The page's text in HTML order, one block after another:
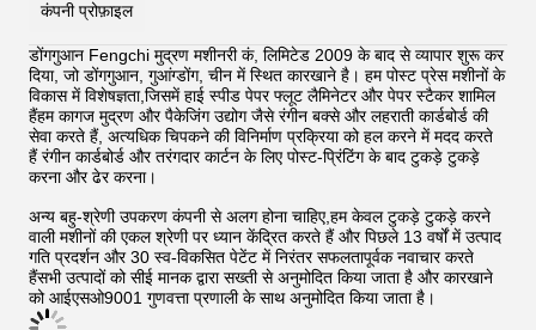
कंपनी प्रोफ़ाइल
डोंगगुआन Fengchi मुद्रण मशीनरी कं, लिमिटेड 2009 के बाद से व्यापार शुरू कर
दिया, जो डोंगगुआन, गुआंग्डोंग, चीन में स्थित कारखाने है। हम पोस्ट प्रेस मशीनों के
विकास में विशेषज्ञता,जिसमें हाई स्पीड पेपर फ्लूट लैमिनेटर और पेपर स्टैकर शामिल
हैंहम कागज मुद्रण और पैकेजिंग उद्योग जैसे रंगीन बक्से और लहराती कार्डबोर्ड की
सेवा करते हैं, अत्यधिक चिपकने की विनिर्माण प्रक्रिया को हल करने में मदद करते
हैं रंगीन कार्डबोर्ड और तरंगदार कार्टन के लिए पोस्ट-प्रिंटिंग के बाद टुकड़े टुकड़े
करना और ढेर करना।
अन्य बहु-श्रेणी उपकरण कंपनी से अलग होना चाहिए,हम केवल टुकड़े टुकड़े करने
वाली मशीनों की एकल श्रेणी पर ध्यान केंद्रित करते हैं और पिछले 13 वर्षों में उत्पाद
गति प्रदर्शन और 30 स्व-विकसित पेटेंट में निरंतर सफलतापूर्वक नवाचार करते
हैंसभी उत्पादों को सीई मानक द्वारा सख्ती से अनुमोदित किया जाता है और कारखाने
को आईएसओ9001 गुणवत्ता प्रणाली के साथ अनुमोदित किया जाता है।